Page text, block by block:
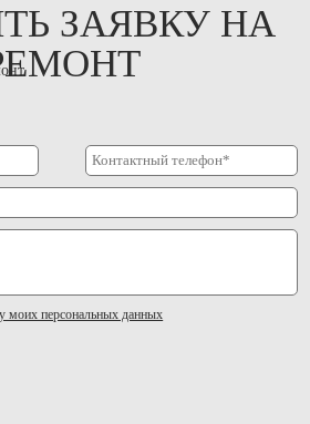
ЗАЯВКУ НА
моих персональных данных